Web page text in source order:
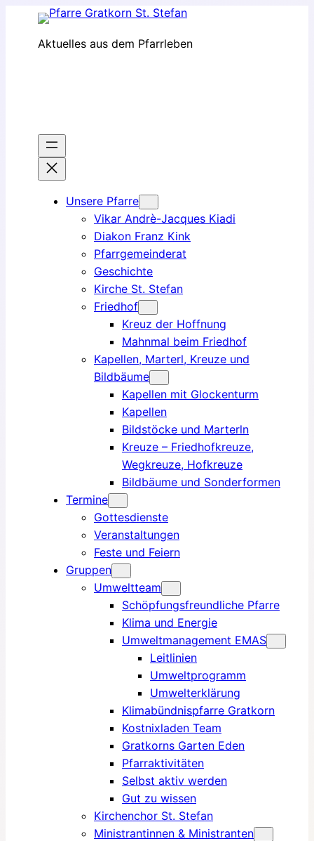
Aktuelles aus dem Pfarrleben
Unsere Pfarre
Vikar Andrè-Jacques Kiadi
Diakon Franz Kink
Pfarrgemeinderat
Geschichte
Kirche St. Stefan
Friedhof
Kreuz der Hoffnung
Mahnmal beim Friedhof
Kapellen, Marterl, Kreuze und
Bildbäume
Kapellen mit Glockenturm
Kapellen
Bildstöcke und Marterln
Kreuze – Friedhofkreuze,
Wegkreuze, Hofkreuze
Bildbäume und Sonderformen
Termine
Gottesdienste
Veranstaltungen
Feste und Feiern
Gruppen
Umweltteam
Schöpfungsfreundliche Pfarre
Klima und Energie
Umweltmanagement EMAS
Leitlinien
Umweltprogramm
Umwelterklärung
Klimabündnispfarre Gratkorn
Kostnixladen Team
Gratkorns Garten Eden
Pfarraktivitäten
Selbst aktiv werden
Gut zu wissen
Kirchenchor St. Stefan
Ministrantinnen & Ministranten